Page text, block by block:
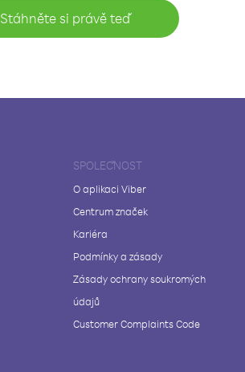
Stáhněte si právě teď
SPOLEČNOST
O aplikaci Viber
Centrum značek
Kariéra
Podmínky a zásady
Zásady ochrany soukromých
údajů
Customer Complaints Code